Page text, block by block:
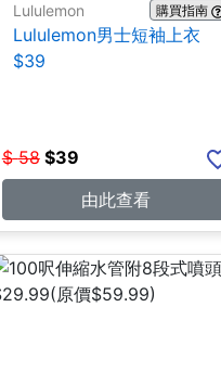
Lululemon 購買指南
Lululemon男士短袖上衣
$39
$ 58 $39
由此查看